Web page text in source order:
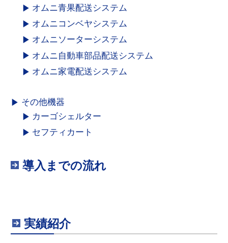
オムニ青果配送システム
オムニコンベヤシステム
オムニソーターシステム
オムニ自動車部品配送システム
オムニ家電配送システム
その他機器
カーゴシェルター
セフティカート
導入までの流れ
実績紹介